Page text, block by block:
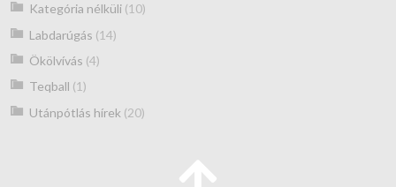
Kategória nélküli(10)
Labdarúgás (14)
Ökölvívás (4)
Teqball (1)
Utánpótlás hírek (20)